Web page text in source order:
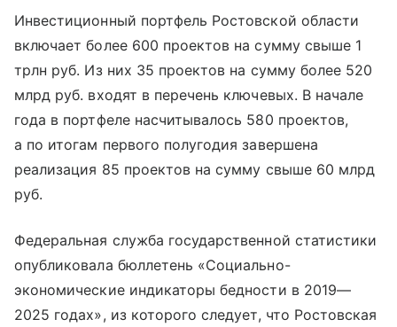
Инвестиционный портфель Ростовской области
включает более 600 проектов на сумму свыше 1
трлн руб. Из них 35 проектов на сумму более 520
млрд руб. входят в перечень ключевых. В начале
года в портфеле насчитывалось 580 проектов,
а по итогам первого полугодия завершена
реализация 85 проектов на сумму свыше 60 млрд
руб.
Федеральная служба государственной статистики
опубликовала бюллетень «Социально-
экономические индикаторы бедности в 2019—
2025 годах», из которого следует, что Ростовская